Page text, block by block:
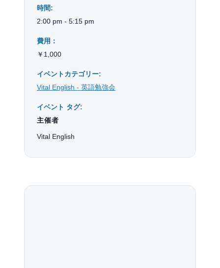
時間:
2:00 pm - 5:15 pm
費用：
￥1,000
イベントカテゴリー:
Vital English - 英語勉強会
イベント タグ:
主催者
Vital English